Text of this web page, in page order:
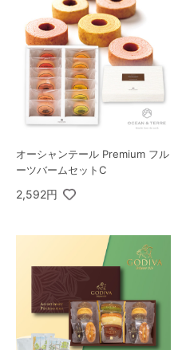
オーシャンテール Premium フル
ーツバームセットC
2,592円